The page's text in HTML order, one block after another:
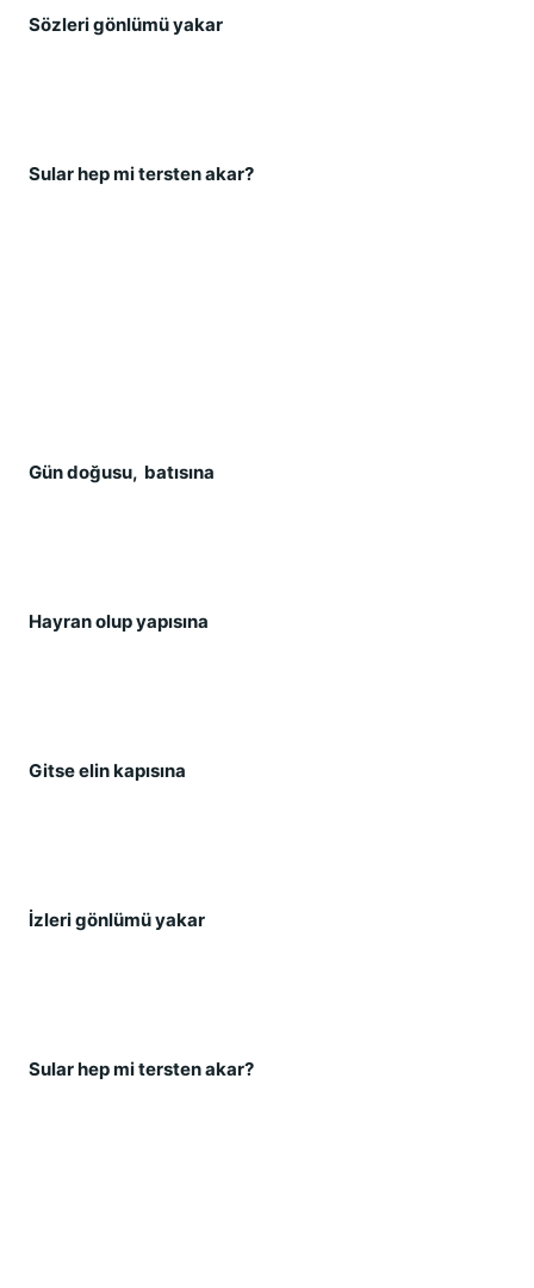
Sözleri gönlümü yakar
Sular hep mi tersten akar?
Gün doğusu,  batısına
Hayran olup yapısına
Gitse elin kapısına
İzleri gönlümü yakar
Sular hep mi tersten akar?